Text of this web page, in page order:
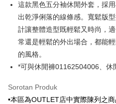
Hua Nan Commercial
Bank
The Shanghai
Commercial & Savings
Bank
Bank Cathay United
HSBC Bank (Taiwan)
ansuran
Taiwan Cooperative Bank
Hua Nan Commercial Bank
The Shanghai Commercial &
Savings Bank
Bank Cathay United
Taiwan Business Bank
HSBC Bank (Taiwan) Limited
LINE Pay
Apple Pay
JKOPAY
Google Pay
這款黑色五分袖休閒外套，採
出乾淨俐落的線條感。寬鬆版
計讓整體造型既輕鬆又時尚，
常還是輕鬆的外出場合，都能
的風格。
*可與休閒褲01162504006、
Sorotan Produk
•本區為OUTLET店中實際陳列之